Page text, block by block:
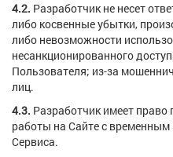
4.2. Разработчик не несет
либо косвенные убытки,
либо невозможности
несанкционированного
Пользователя; из-за
лиц.
4.3. Разработчик имеет
работы на Сайте с
Сервиса.